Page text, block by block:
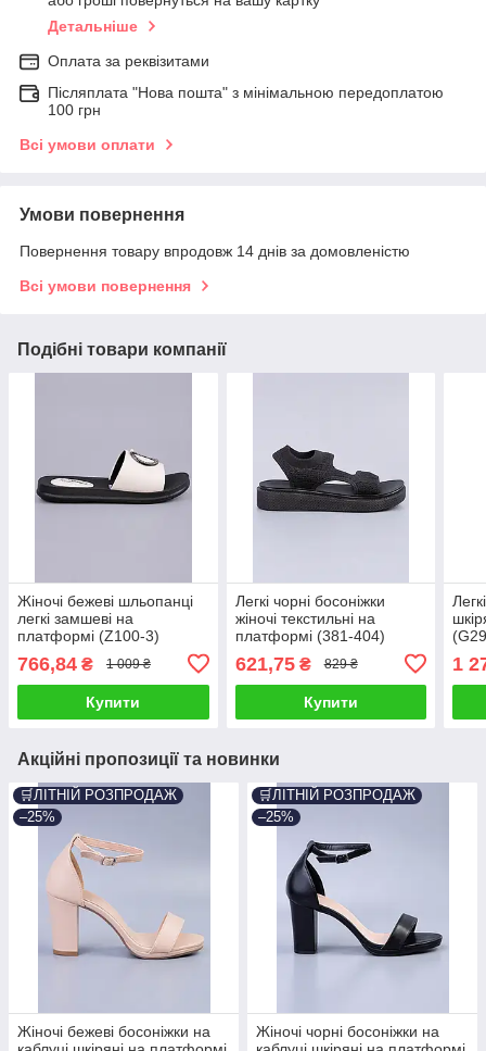
Детальніше
Оплата за реквізитами
Післяплата "Нова пошта" з мінімальною передоплатою
100 грн
Всі умови оплати
Умови повернення
Повернення товару впродовж 14 днів за домовленістю
Всі умови повернення
Подібні товари компанії
Жіночі бежеві шльопанці
легкі замшеві на
платформі (Z100-3)
766,84 ₴ 1 009 ₴
Купити
Легкі чорні босоніжки
жіночі текстильні на
платформі (381-404)
621,75₴ 829 ₴
Купити
1
Акційні пропозиції та новинки
🛒ЛІТНІЙ РОЗПРОДАЖ
–25%
Жіночі бежеві босоніжки на
🛒ЛІТНІЙ РОЗПРОДАЖ
–25%
Жіночі чорні босоніжки на